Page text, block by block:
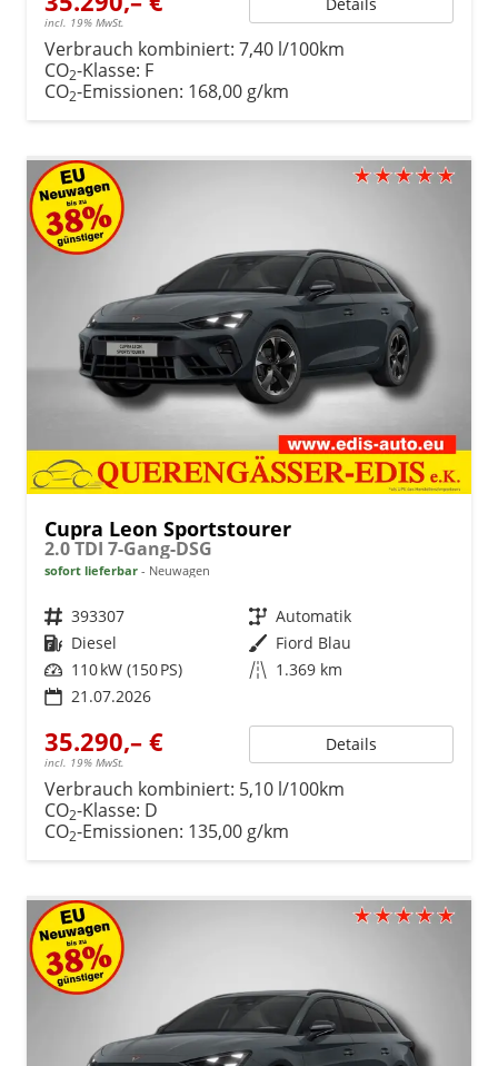
incl. 19% MwSt.
Verbrauch kombiniert: 7,40 l/100km
CO2-Klasse: F
CO2-Emissionen: 168,00 g/km
Cupra Leon Sportstourer
2.0 TDI 7-Gang-DSG
sofort lieferbar Neuwagen
Fahrzeugnr. 393307 Getriebe Automatik
Kraftstoff Diesel Außenfarbe Fiord Blau
Leistung 110 kW (150 PS) Kilometerstand 1.369 km
21.07.2026
35.290,– €
incl. 19% MwSt.
Details
Verbrauch kombiniert: 5,10 l/100km
CO2-Klasse: D
CO2-Emissionen: 135,00 g/km